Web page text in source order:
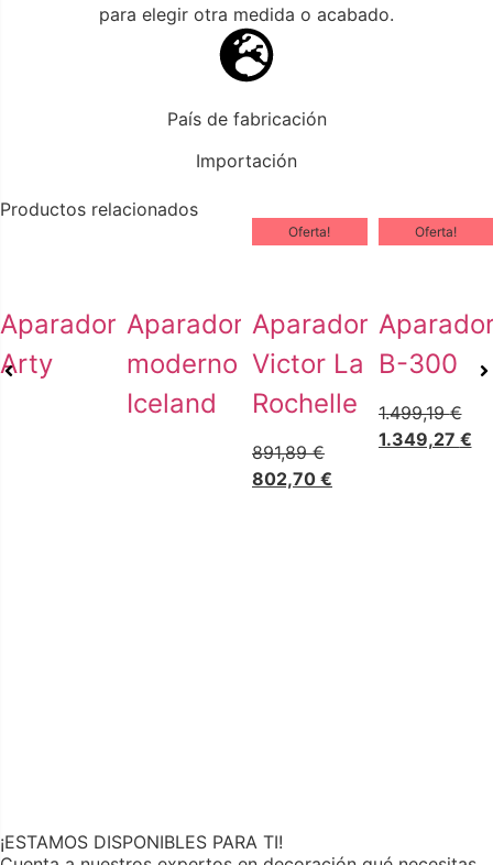
para elegir otra medida o acabado.
País de fabricación
Importación
Productos relacionados
Aparador
Arty
Aparador
moderno
Iceland
Oferta!
Aparador
Victor La
Rochelle
891,89€
802,70 €
Oferta!
B-300
1.499,19€
1.349,27 €
¡ESTAMOS DISPONIBLES PARA TI!